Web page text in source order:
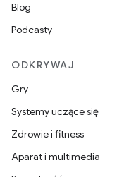
Blog
Podcasty
ODKRYWAJ
Gry
Systemy uczące się
Zdrowie i fitness
Aparat i multimedia